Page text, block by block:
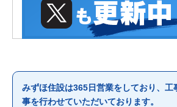
みずほ住設は365日営業をしており、工
事を行わせていただいております。